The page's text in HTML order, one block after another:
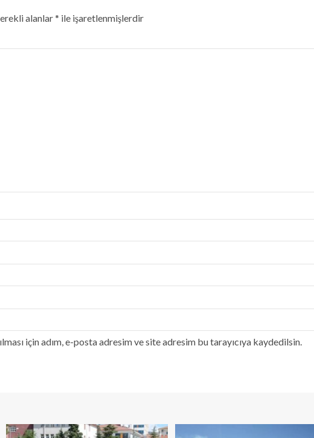
alanlar* ile işaretlenmişlerdir
için adım, e-posta adresim ve site adresim bu tarayıcıya kaydedilsin.